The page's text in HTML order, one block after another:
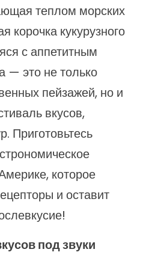
теплом морских
корочка кукурузного
с аппетитным
— это не только
пейзажей, но и
вкусов,
Приготовьтесь
которое
и оставит
под звуки